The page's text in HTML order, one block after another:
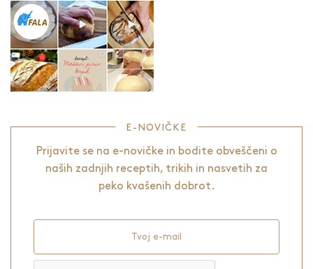
E-NOVIČKE
Prijavite se na e-novičke in bodite obveščeni o
naših zadnjih receptih, trikih in nasvetih za
peko kvašenih dobrot.
Tvoj e-mail